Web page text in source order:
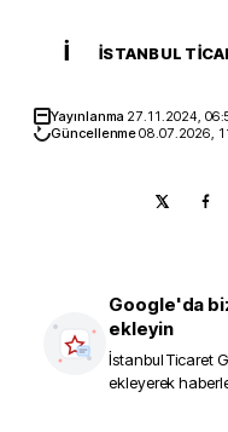
İ İSTANBUL
Yayınlanma 27.11.2024,
Güncellenme08.07.2026,
Google'da
ekleyin
İstanbul Ticaret
ekleyerek